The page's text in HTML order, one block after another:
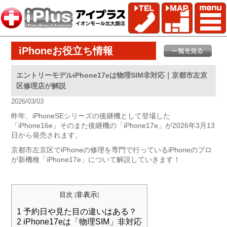
iPhoneお役立ち情報
エントリーモデルiPhone17eは物理SIM非対応｜京都市左京
区修理店が解説
2026/03/03
昨年、iPhoneSEシリーズの後継機として登場した
「iPhone16e」そのまた後継機の「iPhone17e」が2026年3月13
日から発売されます。
京都市左京区でiPhoneの修理を専門で行っているiPhoneのプロ
が新機種「iPhone17e」について解説していきます！
目次 [非表示]
1 予約日や見た目の違いはある？
2 iPhone17eは「物理SIM」非対応